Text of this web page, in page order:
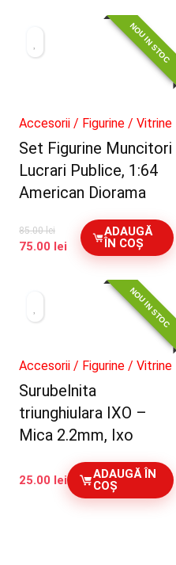
NOU IN STOC
Accesorii / Figurine / Vitrine
Set Figurine Muncitori
Lucrari Publice, 1:64
American Diorama
85.00lei
Prețul
85.00 lei.
75.00 lei Prețul
curent
75.00 lei.
ADAUGĂ
ÎN COȘ
NOU IN STOC
Accesorii / Figurine / Vitrine
Surubelnita
triunghiulara IXO –
Mica 2.2mm, Ixo
25.00 lei
ADAUGĂ ÎN
COȘ